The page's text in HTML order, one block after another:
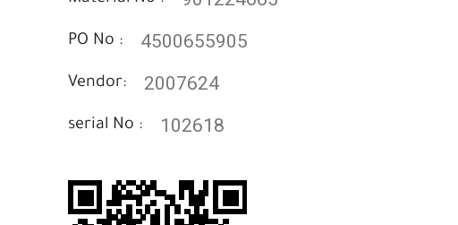
PO No : 4500655905
Vendor: 2007624
serial No : 102618